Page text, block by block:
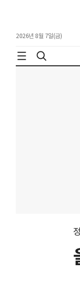
2026년 8월 7일(금)